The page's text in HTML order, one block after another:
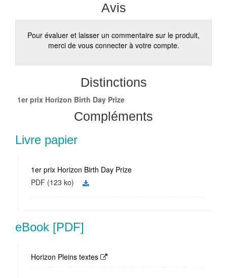
Avis
Pour évaluer et laisser un commentaire sur le produit,
merci de vous connecter à votre compte.
Distinctions
1er prix Horizon Birth Day Prize
Compléments
Livre papier
1er prix Horizon Birth Day Prize
PDF (123 ko)
eBook [PDF]
Horizon Pleins textes